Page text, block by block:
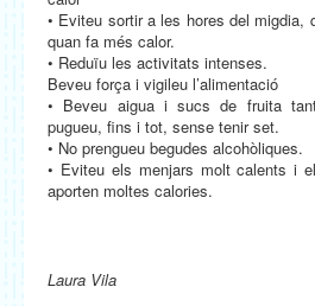
• Eviteu sortir a les hores del migdia,
quan fa més calor.
• Reduïu les activitats intenses.
Beveu força i vigileu l’alimentació
• Beveu aigua i sucs de fruita
pugueu, fins i tot, sense tenir set.
• No prengueu begudes alcohòliques.
• Eviteu els menjars molt calents i
aporten moltes calories.
Laura Vila